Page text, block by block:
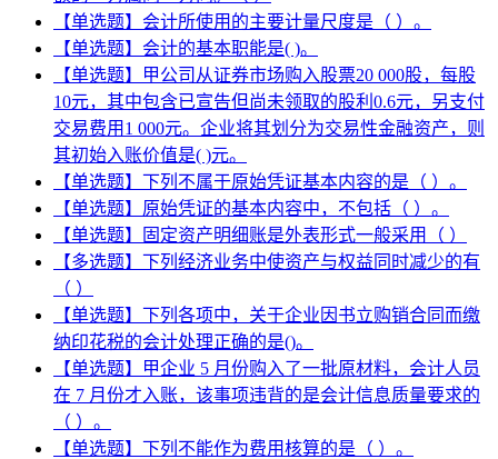
【单选题】会计所使用的主要计量尺度是（ ）。
【单选题】会计的基本职能是( )。
【单选题】甲公司从证券市场购入股票20 000股，每股
10元，其中包含已宣告但尚未领取的股利0.6元，另支付
交易费用1 000元。企业将其划分为交易性金融资产，则
其初始入账价值是( )元。
【单选题】下列不属于原始凭证基本内容的是（ ）。
【单选题】原始凭证的基本内容中，不包括（ ）。
【单选题】固定资产明细账是外表形式一般采用（ ）
【多选题】下列经济业务中使资产与权益同时减少的有
（ ）
【单选题】下列各项中，关于企业因书立购销合同而缴
纳印花税的会计处理正确的是()。
【单选题】甲企业 5 月份购入了一批原材料，会计人员
在 7 月份才入账，该事项违背的是会计信息质量要求的
（ ）。
【单选题】下列不能作为费用核算的是（ ）。